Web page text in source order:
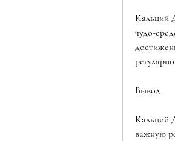
Кальций
чудо-
Вывод
Кальций
важную